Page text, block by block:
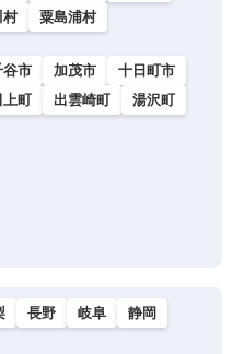
村 粟島浦村
谷市 加茂市
十日町市
上町 出雲崎町
湯沢町
長野 岐阜
静岡